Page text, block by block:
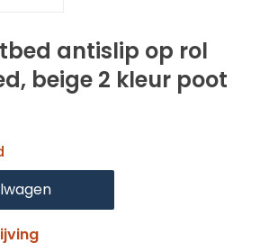
antislip op rol
beige 2 kleur poot